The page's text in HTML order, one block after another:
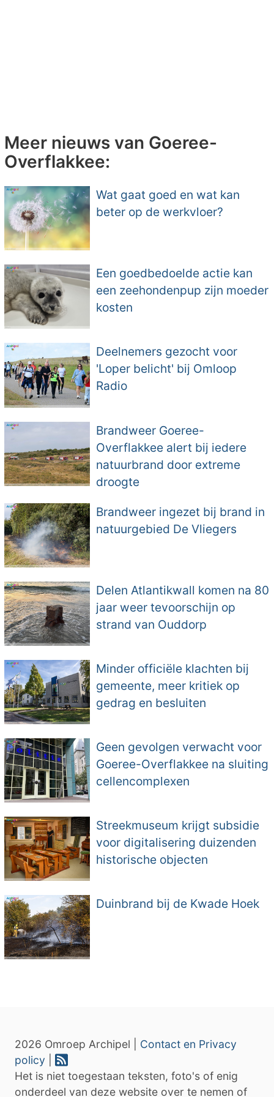
Meer nieuws van Goeree-
Overflakkee:
Wat gaat goed en wat kan
beter op de werkvloer?
Een goedbedoelde actie kan
een zeehondenpup zijn moeder
kosten
Deelnemers gezocht voor
'Loper belicht' bij Omloop
Radio
Brandweer Goeree-
Overflakkee alert bij iedere
natuurbrand door extreme
droogte
Brandweer ingezet bij brand in
natuurgebied De Vliegers
Delen Atlantikwall komen na 80
jaar weer tevoorschijn op
strand van Ouddorp
Minder officiële klachten bij
gemeente, meer kritiek op
gedrag en besluiten
Geen gevolgen verwacht voor
Goeree-Overflakkee na sluiting
cellencomplexen
Streekmuseum krijgt subsidie
voor digitalisering duizenden
historische objecten
Duinbrand bij de Kwade Hoek
2026 Omroep Archipel | Contact en Privacy
policy
Het is niet toegestaan teksten, foto's of enig
onderdeel van deze website over te nemen of